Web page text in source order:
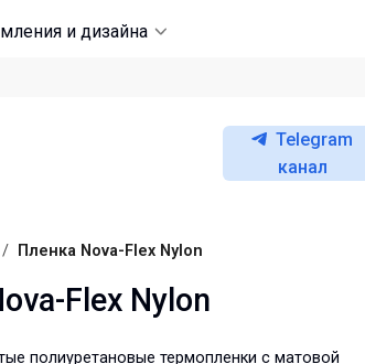
и дизайна
Telegram
канал
/ Пленка Nova-Flex Nylon
Flex Nylon
полиуретановые термопленки с матовой